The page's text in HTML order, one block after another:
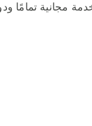
مجانية تمامًا